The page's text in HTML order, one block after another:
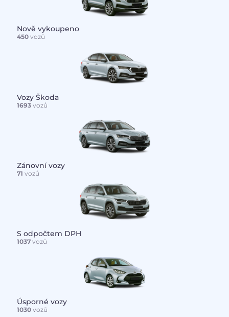
Nově vykoupeno
450vozů
Vozy Škoda
1693vozů
Zánovní vozy
71 vozů
S odpočtem DPH
1037vozů
Úsporné vozy
1030vozů